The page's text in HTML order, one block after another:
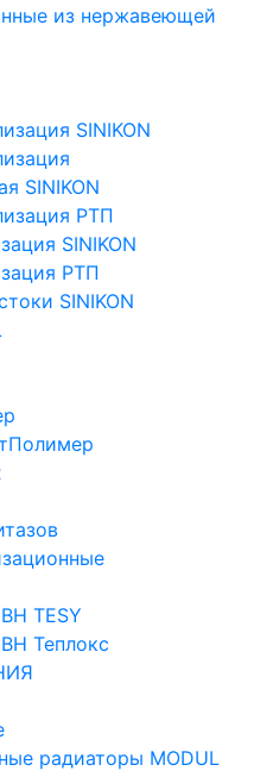
из нержавеющей
SINIKON
SINIKON
РТП
SINIKON
РТП
SINIKON
TESY
Теплокс
радиаторы MODUL